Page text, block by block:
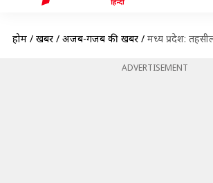
होम / खबरें / अजब-गजब की खबरें / मध्य प्रदेश: तहसीलदार के घूस मांगने पर
ADVERTISEMENT